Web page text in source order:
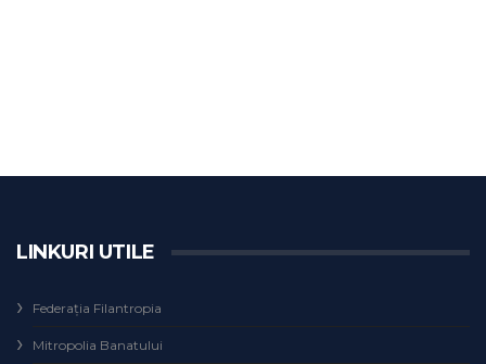
LINKURI UTILE
Federaţia Filantropia
Mitropolia Banatului